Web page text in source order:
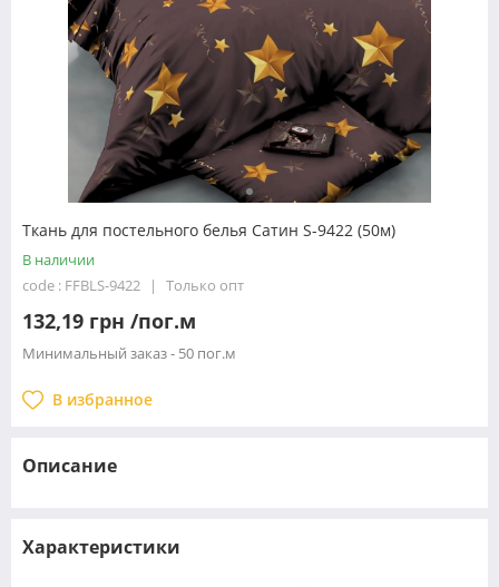
Ткань для постельного белья Сатин S-9422 (50м)
В наличии
code : FFBLS-9422
Только опт
132,19 грн /пог.м
Минимальный заказ - 50 пог.м
В избранное
Описание
Характеристики